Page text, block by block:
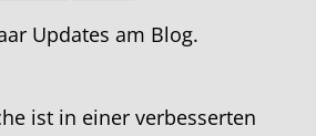
Updates am Blog.
ist in einer verbesserten